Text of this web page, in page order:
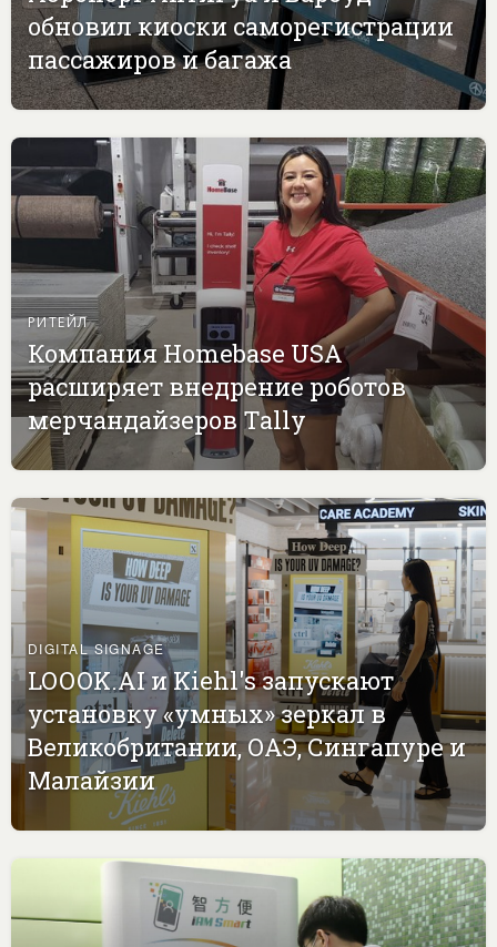
обновил киоски саморегистрации
пассажиров и багажа
РИТЕЙЛ
Компания Homebase USA
расширяет внедрение роботов
мерчандайзеров Tally
DIGITAL SIGNAGE
LOOOK.AI и Kiehl's запускают
установку «умных» зеркал в
Великобритании, ОАЭ, Сингапуре и
Малайзии